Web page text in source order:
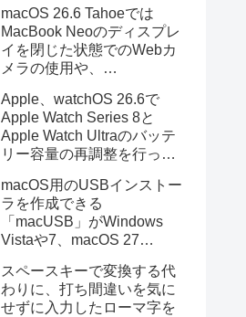
画の質問やAsk ChatGPT機
能を追加。
macOS 26.6 Tahoeでは
MacBook Neoのディスプレ
イを閉じた状態でのWebカ
メラの使用や、
利用しMacBook Neoを復元
する際の安定性が向上。
Apple、watchOS 26.6で
Apple Watch Series 8と
Apple Watch Ultraのバッテ
リー容量の再調整を行った
macOS用のUSBインストー
ラを作成できる
「macUSB」がWindows
Vistaや7、macOS 27
トーラの作成に対応。
スペースキーで変換する代
わりに、打ち間違いを気に
せずに入力したローマ字を